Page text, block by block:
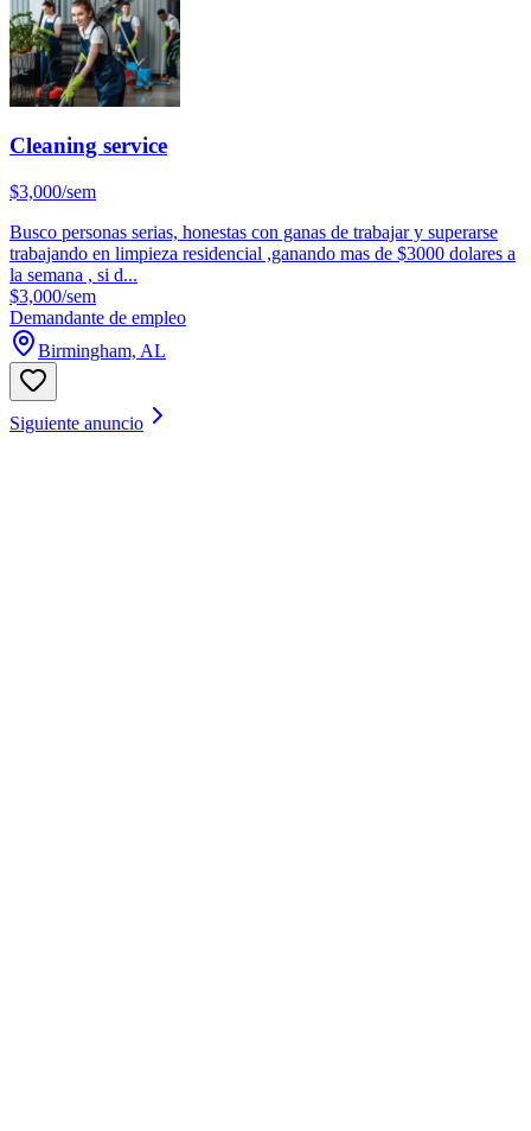
Cleaning service
$3,000/sem
Busco personas serias, honestas con ganas de trabajar y superarse
trabajando en limpieza residencial ,ganando mas de $3000 dolares a
la semana , si d...
$3,000/sem
Demandante de empleo
Birmingham, AL
Siguiente anuncio